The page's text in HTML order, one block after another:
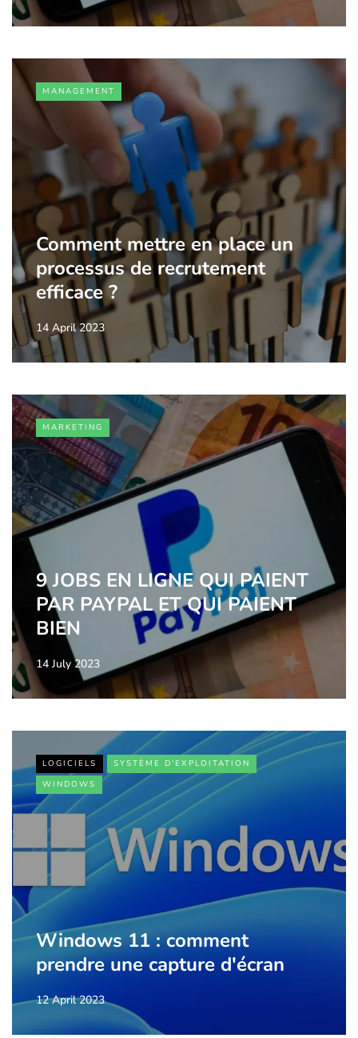
MANAGEMENT
Comment mettre en place un
processus de recrutement
efficace ?
14 April 2023
MARKETING
9 JOBS EN LIGNE QUI PAIENT
PAR PAYPAL ET QUI PAIENT
BIEN
14 July 2023
LOGICIELS
SYSTÈME D'EXPLOITATION
WINDOWS
Windows 11 : comment
prendre une capture d'écran
12 April 2023